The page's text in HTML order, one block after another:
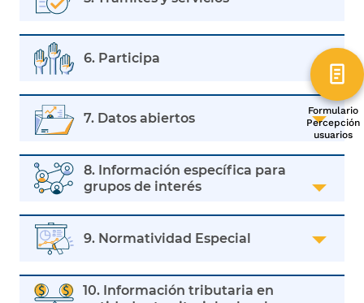
Formulario
Percepción
usuarios
6. Participa
7. Datos abiertos
8. Información específica para
grupos de interés
9. Normatividad Especial
10. Información tributaria en